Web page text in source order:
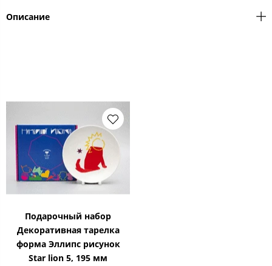
Описание
Подарочный набор
Декоративная тарелка
форма Эллипс рисунок
Star lion 5, 195 мм